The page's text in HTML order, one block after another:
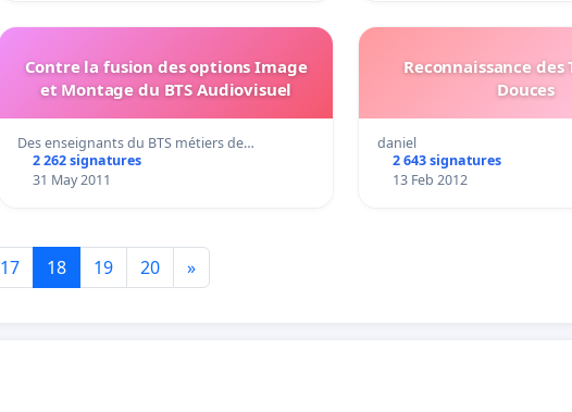
Contre la fusion des options Image
et Montage du BTS Audiovisuel
Des enseignants du BTS métiers de…
2 262 signatures
31 May 2011
Reconnaissance des
Douces
daniel
2 643 signatures
13 Feb 2012
17 18 19 20 »